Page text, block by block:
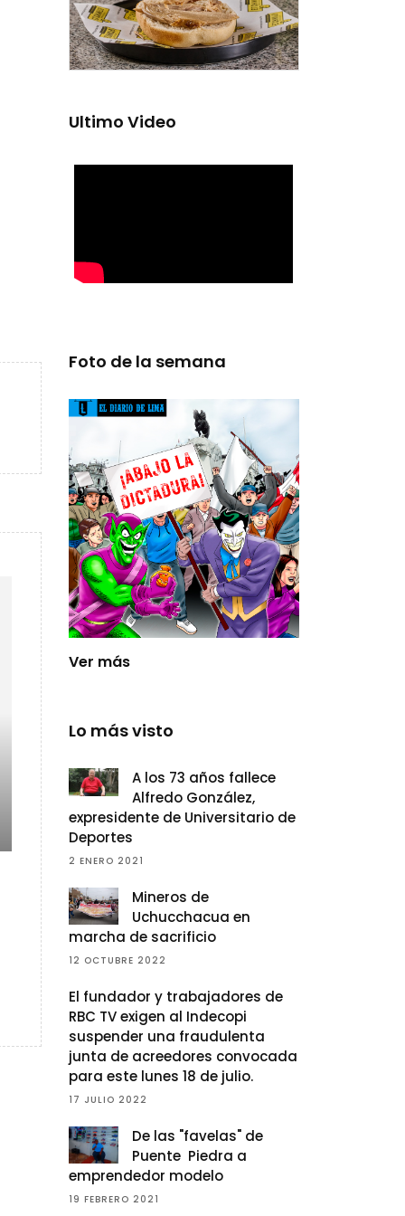
Ultimo Video
Foto de la semana
Ver más
Lo más visto
A los 73 años fallece
Alfredo González,
expresidente de Universitario de
Deportes
2 ENERO 2021
Mineros de
Uchucchacua en
marcha de sacrificio
12 OCTUBRE 2022
El fundador y trabajadores de
RBC TV exigen al Indecopi
suspender una fraudulenta
junta de acreedores convocada
para este lunes 18 de julio.
17 JULIO 2022
De las "favelas" de
Puente Piedra a
emprendedor modelo
19 FEBRERO 2021